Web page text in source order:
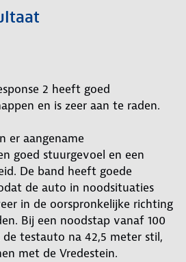
2 heeft goed
en is zeer aan te raden.
er aangename
goed stuurgevoel en een
De band heeft goede
de auto in noodsituaties
in de oorspronkelijke richting
Bij een noodstap vanaf 100
testauto na 42,5 meter stil,
met de Vredestein.